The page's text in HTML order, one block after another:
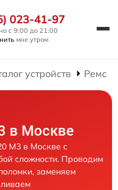
023-41-97
с 9:00 до 21:00
мне утром
устройств
в Москве
M3 в Москве с
сложности. Проводим
заменяем